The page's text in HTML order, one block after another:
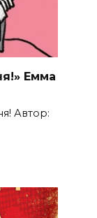
Емма
Автор: